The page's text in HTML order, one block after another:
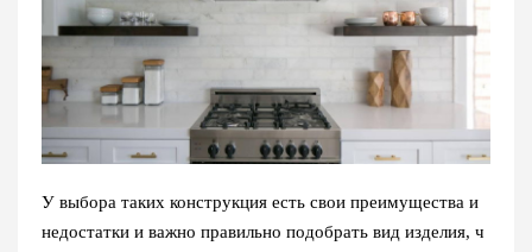
У выбора таких конструкция есть свои преимущества и
недостатки и важно правильно подобрать вид изделия, ч